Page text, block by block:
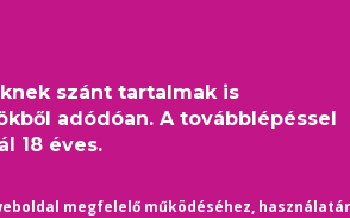
szánt tartalmak is
adódóan. A továbblépéssel
18 éves.
megfelelő működéséhez,
HÍREK ÉLETMÓD
I'm ​Your Guy – Én vagyok a te embered